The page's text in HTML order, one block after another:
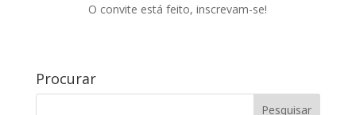
O convite está feito, inscrevam-se!
Procurar